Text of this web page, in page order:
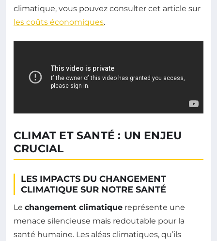
climatique, vous pouvez consulter cet article sur
les coûts économiques.
CLIMAT ET SANTÉ : UN ENJEU
CRUCIAL
LES IMPACTS DU CHANGEMENT
CLIMATIQUE SUR NOTRE SANTÉ
Le changement climatique représente une
menace silencieuse mais redoutable pour la
santé humaine. Les aléas climatiques, qu’ils